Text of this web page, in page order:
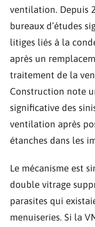
ventilation. Depuis
bureaux d’études
litiges liés à la
après un
traitement de la
Construction note
significative des
ventilation après
étanches dans les
Le mécanisme est
double vitrage
parasites qui
menuiseries. Si la